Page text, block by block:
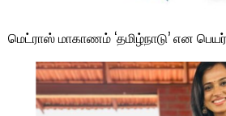
மெட்ராஸ் மாகாணம் ‘தமிழ்நாடு’ என பெயர்